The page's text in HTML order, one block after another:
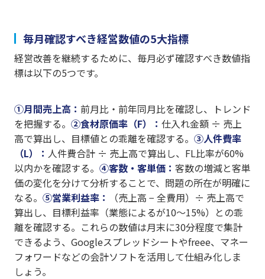
毎月確認すべき経営数値の5大指標
経営改善を継続するために、毎月必ず確認すべき数値指
標は以下の5つです。
①月間売上高： 前月比・前年同月比を確認し、トレンド
を把握する。 ②食材原価率（F）： 仕入れ金額 ÷ 売上
高で算出し、目標値との乖離を確認する。 ③人件費率
（L）： 人件費合計 ÷ 売上高で算出し、FL比率が60%
以内かを確認する。 ④客数・客単価： 客数の増減と客単
価の変化を分けて分析することで、問題の所在が明確に
なる。 ⑤営業利益率：
（売上高 − 全費用）÷ 売上高で
算出し、目標利益率（業態によるが10〜15%）との乖
離を確認する。これらの数値は月末に30分程度で集計
できるよう、Googleスプレッドシートやfreee、マネー
フォワードなどの会計ソフトを活用して仕組み化しま
しょう。